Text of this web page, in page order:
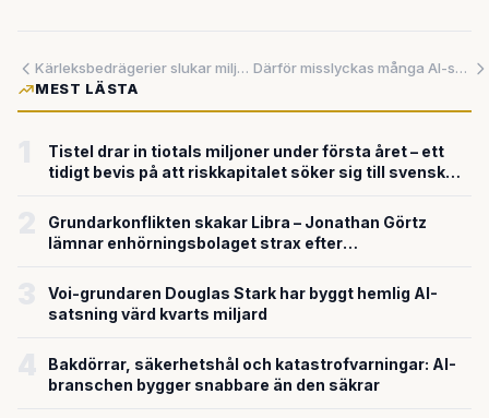
Kärleksbedrägerier slukar miljarder – medan tekniken bygger framtidens säkerhet
Därför misslyckas många AI-satsningar i vården: Tekniken kommer före datahanteringen
MEST LÄSTA
Tistel drar in tiotals miljoner under första året – ett
tidigt bevis på att riskkapitalet söker sig till svensk
Grundarkonflikten skakar Libra – Jonathan Görtz
lämnar enhörningsbolaget strax efter
Voi-grundaren Douglas Stark har byggt hemlig AI-
satsning värd kvarts miljard
Bakdörrar, säkerhetshål och katastrofvarningar: AI-
branschen bygger snabbare än den säkrar